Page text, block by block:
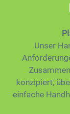
Unser
konzipiert,
einfache